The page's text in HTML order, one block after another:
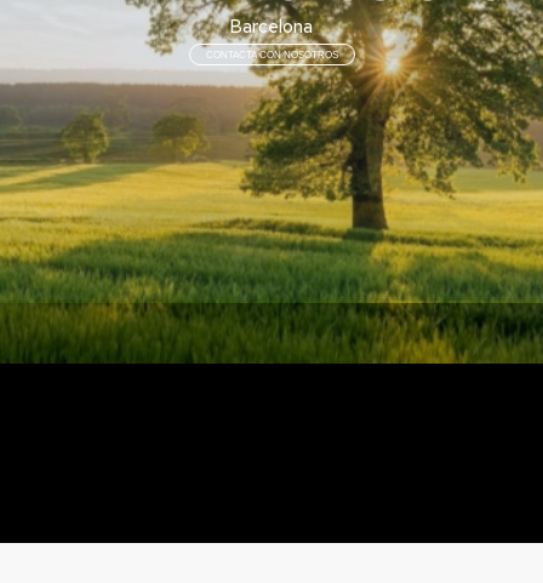
CONTACTA CON NOSOTROS
Barcelona